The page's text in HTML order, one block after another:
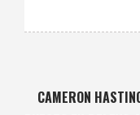
CAMERON